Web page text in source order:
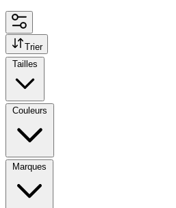
Trier
Tailles
Couleurs
Marques